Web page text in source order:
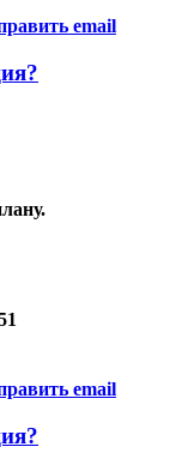
email
email